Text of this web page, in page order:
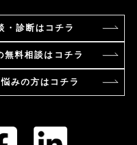
・診断はコチラ
無料相談はコチラ
悩みの方はコチラ